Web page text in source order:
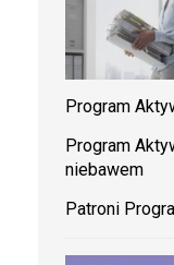
Program
Program
niebawem
Patroni